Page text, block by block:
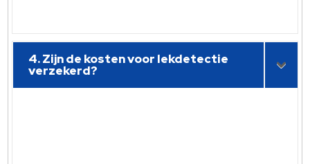
4. Zijn de kosten voor lekdetectie
verzekerd?